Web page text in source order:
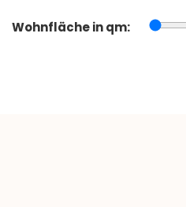
Wohnfläche in qm: